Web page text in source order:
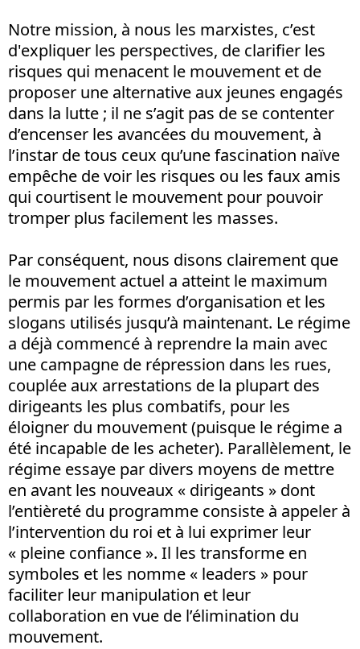
Notre mission, à nous les marxistes, c’est
d'expliquer les perspectives, de clarifier les
risques qui menacent le mouvement et de
proposer une alternative aux jeunes engagés
dans la lutte ; il ne s’agit pas de se contenter
d’encenser les avancées du mouvement, à
l’instar de tous ceux qu’une fascination naïve
empêche de voir les risques ou les faux amis
qui courtisent le mouvement pour pouvoir
tromper plus facilement les masses.
Par conséquent, nous disons clairement que
le mouvement actuel a atteint le maximum
permis par les formes d’organisation et les
slogans utilisés jusqu’à maintenant. Le régime
a déjà commencé à reprendre la main avec
une campagne de répression dans les rues,
couplée aux arrestations de la plupart des
dirigeants les plus combatifs, pour les
éloigner du mouvement (puisque le régime a
été incapable de les acheter). Parallèlement, le
régime essaye par divers moyens de mettre
en avant les nouveaux « dirigeants » dont
l’entièreté du programme consiste à appeler à
l’intervention du roi et à lui exprimer leur
« pleine confiance ». Il les transforme en
symboles et les nomme « leaders » pour
faciliter leur manipulation et leur
collaboration en vue de l’élimination du
mouvement.